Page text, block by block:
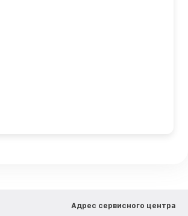
Адрес сервисного центра